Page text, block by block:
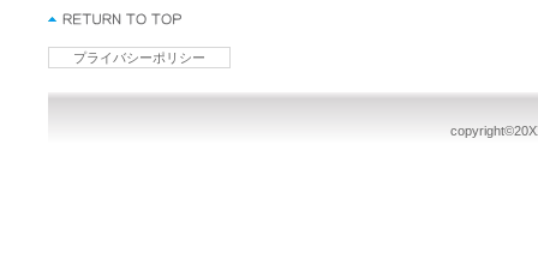
プライバシーポリシー